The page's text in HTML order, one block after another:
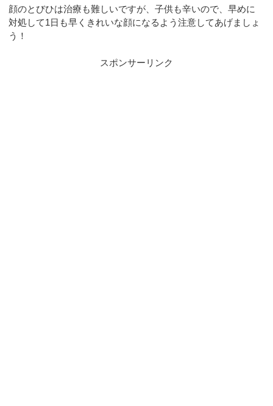
顔のとびひは治療も難しいですが、子供も辛いので、早めに
対処して1日も早くきれいな顔になるよう注意してあげましょ
う！
スポンサーリンク